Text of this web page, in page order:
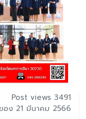
Post views 3491
อง 21 มีนาคม 2566